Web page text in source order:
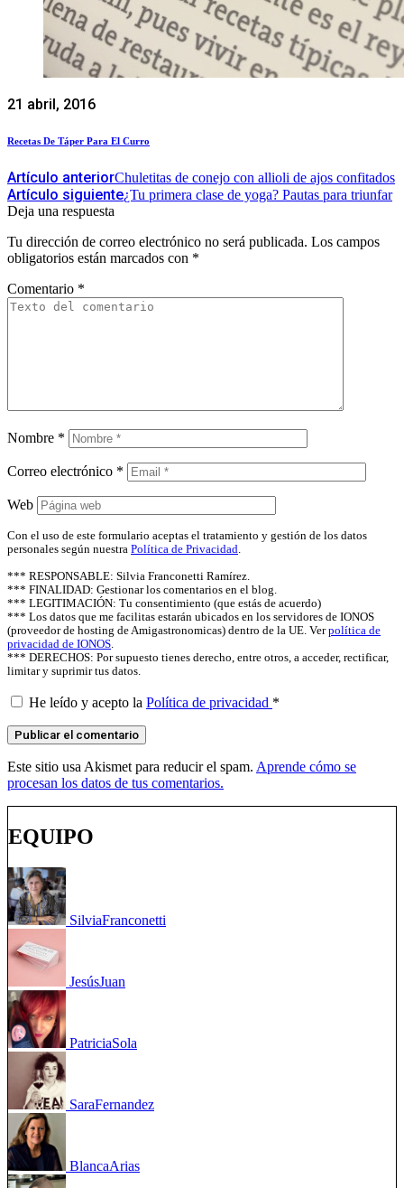
21 abril, 2016
Recetas De Táper Para El Curro
Artículo anteriorChuletitas de conejo con allioli de ajos confitados
Artículo siguiente¿Tu primera clase de yoga? Pautas para triunfar
Deja una respuesta
Tu dirección de correo electrónico no será publicada. Los campos
obligatorios están marcados con *
Comentario *
Nombre *
Correo electrónico *
Web
Con el uso de este formulario aceptas el tratamiento y gestión de los datos
personales según nuestra Política de Privacidad.
*** RESPONSABLE: Silvia Franconetti Ramírez.
*** FINALIDAD: Gestionar los comentarios en el blog.
*** LEGITIMACIÓN: Tu consentimiento (que estás de acuerdo)
*** Los datos que me facilitas estarán ubicados en los servidores de IONOS
(proveedor de hosting de Amigastronomicas) dentro de la UE. Verpolítica de
privacidad de IONOS.
*** DERECHOS: Por supuesto tienes derecho, entre otros, a acceder, rectificar,
limitar y suprimir tus datos.
He leído y acepto la Política de privacidad *
Este sitio usa Akismet para reducir el spam. Aprende cómo se
procesan los datos de tus comentarios.
EQUIPO
SilviaFranconetti
JesúsJuan
PatriciaSola
SaraFernandez
BlancaArias